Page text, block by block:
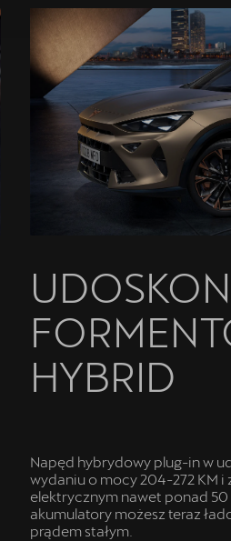
HYBRID
Napęd hybrydowy plug-in w
wydaniu o mocy 204-272 KM i
elektrycznym nawet ponad 50
akumulatory możesz teraz
prądem stałym.